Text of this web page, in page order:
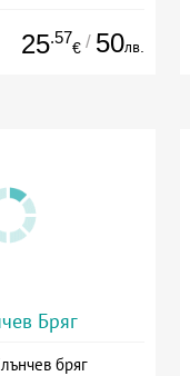
25.57
€ / 50лв.
Бряг
бряг